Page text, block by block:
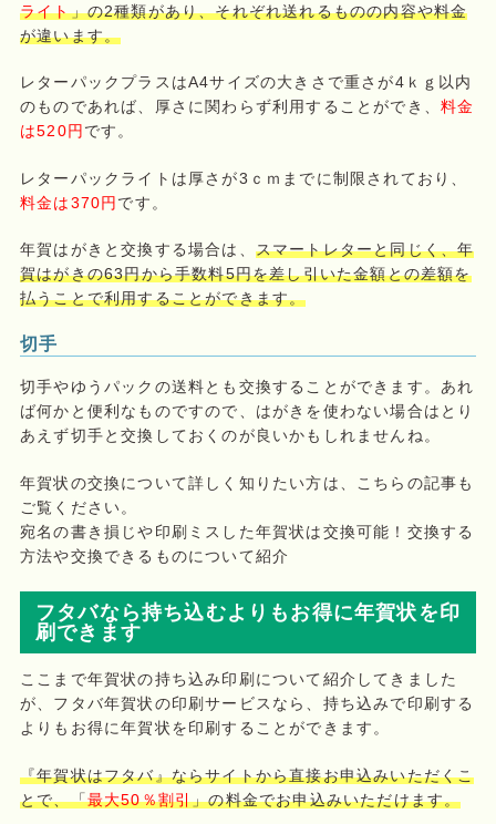
ライト」の2種類があり、それぞれ送れるものの内容や料金
が違います。
レターパックプラスはA4サイズの大きさで重さが4ｋｇ以内
のものであれば、厚さに関わらず利用することができ、 料金
は520円 です。
レターパックライトは厚さが3ｃｍまでに制限されており、
料金は370円 です。
年賀はがきと交換する場合は、 スマートレターと同じく、年
賀はがきの63円から手数料5円を差し引いた金額との差額を
払うことで利用することができます。
切手
切手やゆうパックの送料とも交換することができます。あれ
ば何かと便利なものですので、はがきを使わない場合はとり
あえず切手と交換しておくのが良いかもしれませんね。
年賀状の交換について詳しく知りたい方は、こちらの記事も
ご覧ください。
宛名の書き損じや印刷ミスした年賀状は交換可能！交換する
方法や交換できるものについて紹介
フタバなら持ち込むよりもお得に年賀状を印
刷できます
ここまで年賀状の持ち込み印刷について紹介してきました
が、フタバ年賀状の印刷サービスなら、持ち込みで印刷する
よりもお得に年賀状を印刷することができます。
『年賀状はフタバ』ならサイトから直接お申込みいただくこ
とで、「最大50％割引」の料金でお申込みいただけます。